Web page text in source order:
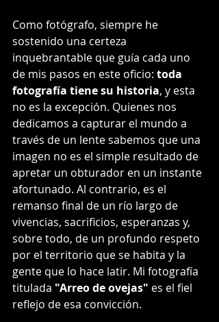
Como fotógrafo, siempre he
sostenido una certeza
inquebrantable que guía cada uno
de mis pasos en este oficio: toda
fotografía tiene su historia, y esta
no es la excepción. Quienes nos
dedicamos a capturar el mundo a
través de un lente sabemos que una
imagen no es el simple resultado de
apretar un obturador en un instante
afortunado. Al contrario, es el
remanso final de un río largo de
vivencias, sacrificios, esperanzas y,
sobre todo, de un profundo respeto
por el territorio que se habita y la
gente que lo hace latir. Mi fotografía
titulada "Arreo de ovejas" es el fiel
reflejo de esa convicción.